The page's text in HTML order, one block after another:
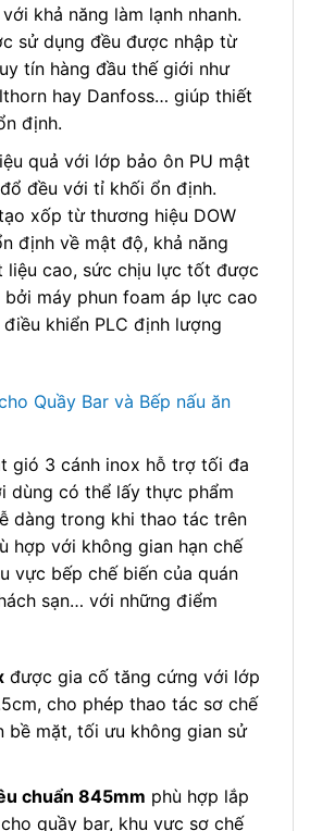
khả năng làm lạnh nhanh.
sử dụng đều được nhập từ
tín hàng đầu thế giới như
hay Danfoss… giúp thiết
định.
quả với lớp bảo ôn PU mật
đều với tỉ khối ổn định.
xốp từ thương hiệu DOW
định về mật độ, khả năng
liệu cao, sức chịu lực tốt được
máy phun foam áp lực cao
khiển PLC định lượng
Quầy Bar và Bếp nấu ăn
gió 3 cánh inox hỗ trợ tối đa
dùng có thể lấy thực phẩm
dàng trong khi thao tác trên
hợp với không gian hạn chế
vực bếp chế biến của quán
sạn… với những điểm
được gia cố tăng cứng với lớp
cho phép thao tác sơ chế
bề mặt, tối ưu không gian sử
chuẩn 845mm phù hợp lắp
quầy bar, khu vực sơ chế